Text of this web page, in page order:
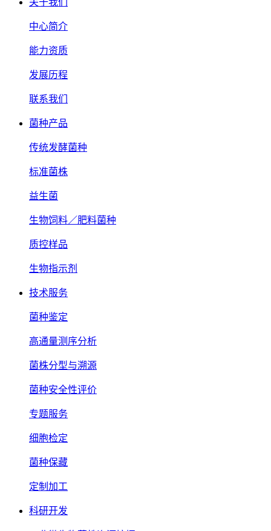
关于我们
中心简介
能力资质
发展历程
联系我们
菌种产品
传统发酵菌种
标准菌株
益生菌
生物饲料／肥料菌种
质控样品
生物指示剂
技术服务
菌种鉴定
高通量测序分析
菌株分型与溯源
菌种安全性评价
专题服务
细胞检定
菌种保藏
定制加工
科研开发